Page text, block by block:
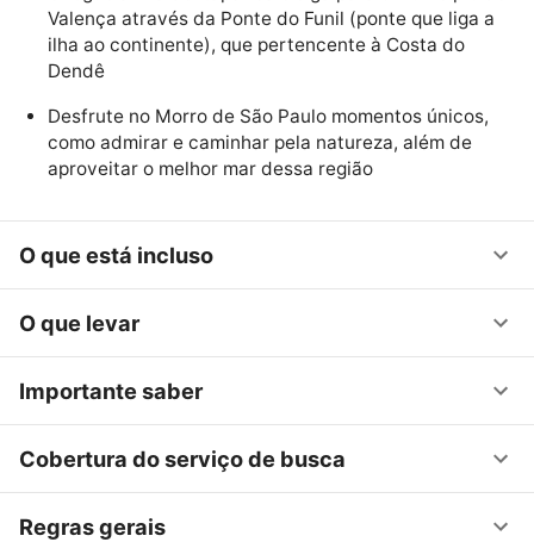
Valença através da Ponte do Funil (ponte que liga a
ilha ao continente), que pertencente à Costa do
Dendê
Desfrute no Morro de São Paulo momentos únicos,
como admirar e caminhar pela natureza, além de
aproveitar o melhor mar dessa região
O que está incluso
O que levar
Importante saber
Cobertura do serviço de busca
Regras gerais